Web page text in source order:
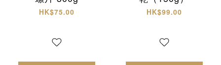
HK$75.00 HK$99.00